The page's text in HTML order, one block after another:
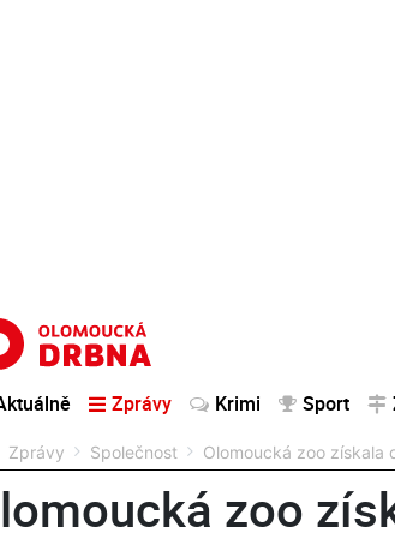
Zprávy Krimi Sport
Zprávy Společnost Olomoucká zoo
zoo